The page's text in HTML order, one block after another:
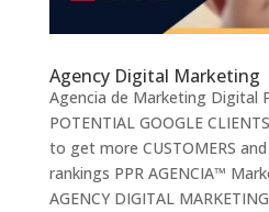
Agency Digital Marketing
Agencia de Marketing Digital
POTENTIAL GOOGLE
to get more CUSTOMERS
rankings PPR AGENCIA™
AGENCY DIGITAL